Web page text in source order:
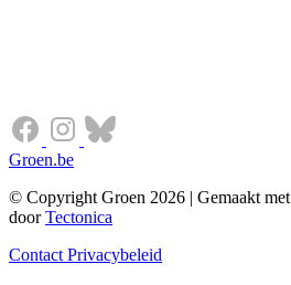
Groen.be
© Copyright Groen 2026 | Gemaakt met
doorTectonica
Contact Privacybeleid